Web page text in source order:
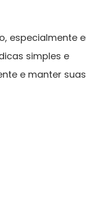
especialmente
simples e
e manter suas